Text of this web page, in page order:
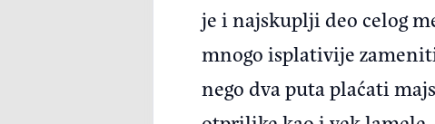
je i najskuplji deo celog
mnogo isplativije
nego dva puta plaćati